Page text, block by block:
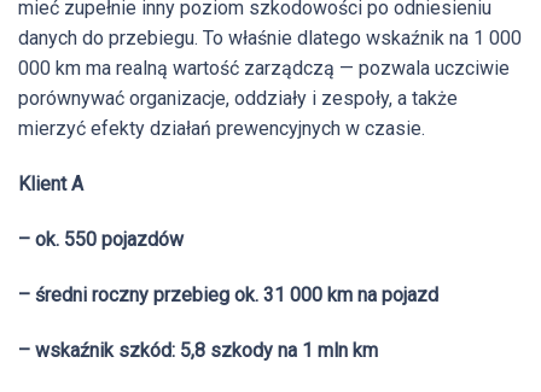
mieć zupełnie inny poziom szkodowości po odniesieniu
danych do przebiegu. To właśnie dlatego wskaźnik na 1 000
000 km ma realną wartość zarządczą — pozwala uczciwie
porównywać organizacje, oddziały i zespoły, a także
mierzyć efekty działań prewencyjnych w czasie.
Klient A
– ok. 550 pojazdów
– średni roczny przebieg ok. 31 000 km na pojazd
– wskaźnik szkód: 5,8 szkody na 1 mln km